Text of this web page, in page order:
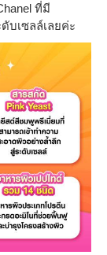
ที่มี
บเซลล์เลยค่ะ